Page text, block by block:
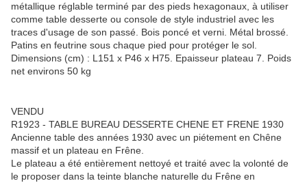
métallique réglable terminé par des pieds hexagonaux, à utiliser
comme table desserte ou console de style industriel avec les
traces d'usage de son passé. Bois poncé et verni. Métal brossé.
Patins en feutrine sous chaque pied pour protéger le sol.
Dimensions (cm) : L151 x P46 x H75. Epaisseur plateau 7. Poids
net environs 50 kg
VENDU
R1923 - TABLE BUREAU DESSERTE CHENE ET FRENE 1930
Ancienne table des années 1930 avec un piétement en Chêne
massif et un plateau en Frêne.
Le plateau a été entièrement nettoyé et traité avec la volonté de
le proposer dans la teinte blanche naturelle du Frêne en